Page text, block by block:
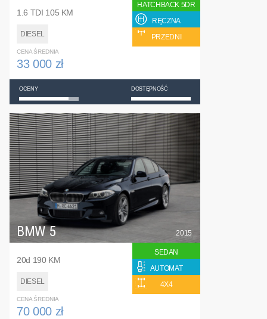
1.6 TDI 105 KM
DIESEL
HATCHBACK 5DR
RĘCZNA
PRZEDNI
CENA ŚREDNIA
33 000 zł
OCENY DOSTĘPNOŚĆ
BMW 5
20d 190 KM
DIESEL
2015
SEDAN
AUTOMAT
4X4
CENA ŚREDNIA
70 000 zł